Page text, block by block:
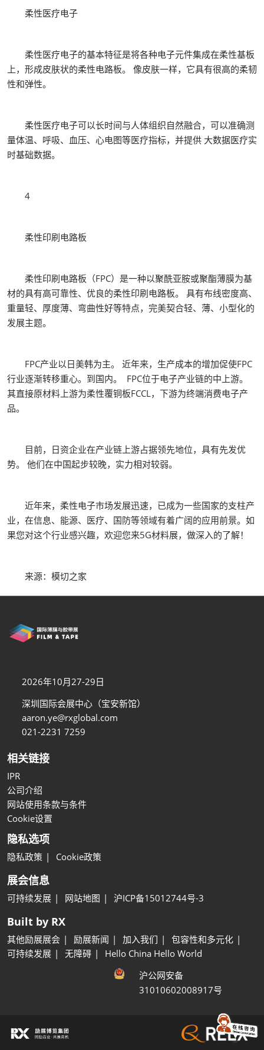
柔性医疗电子
柔性医疗电子的基本特征是将各种电子元件集成在柔性基板
上，形成皮肤状的柔性电路板。 像皮肤一样，它具有很高的柔韧
性和弹性。
柔性医疗电子可以长时间与人体组织自然融合，可以准确测
量体温、呼吸、血压、心电图等医疗指标，并提供 大数据医疗实
时基础数据。
4
柔性印刷电路板
柔性印刷电路板（FPC）是一种以聚酰亚胺或聚酯薄膜为基
材的具有高可靠性、优良的柔性印刷电路板。 具有布线密度高、
重量轻、厚度薄、弯曲性好等特点，完美契合轻、薄、小型化的
发展主题。
FPC产业以日美韩为主。 近年来，生产成本的增加促使FPC
行业逐渐转移重心。到国内。 FPC位于电子产业链的中上游。
其直接原材料上游为柔性覆铜板FCCL，下游为终端消费电子产
品。
目前，日资企业在产业链上游占据领先地位，具有先发优
势。 他们在中国起步较晚，实力相对较弱。
近年来，柔性电子市场发展迅速，已成为一些国家的支柱产
业，在信息、能源、医疗、国防等领域有着广阔的应用前景。如
果您对这个行业感兴趣，欢迎您来5G材料展，做深入的了解！
来源：模切之家
2026年10月27-29日
深圳国际会展中心（宝安新馆）
aaron.ye@rxglobal.com
021-2231 7259
相关链接
IPR
公司介绍
网站使用条款与条件
Cookie设置
隐私选项
隐私政策 Cookie政策
展会信息
可持续发展 网站地图 沪ICP备15012744号-3
Built by RX
其他励展展会 励展新闻 加入我们
包容性和多元化
可持续发展
无障碍
Hello China Hello World
沪公网安备
31010602008917号